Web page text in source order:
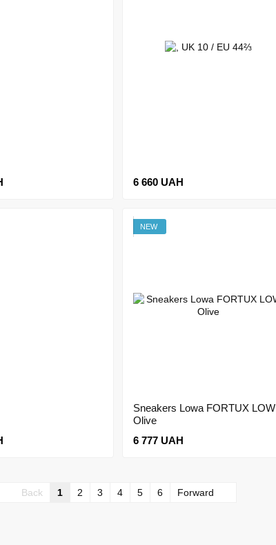
6 660 UAH
NEW
Sneakers Lowa FORTUX LOW
Olive
6 777 UAH
Back 1 2 3 4 5 6 Forward